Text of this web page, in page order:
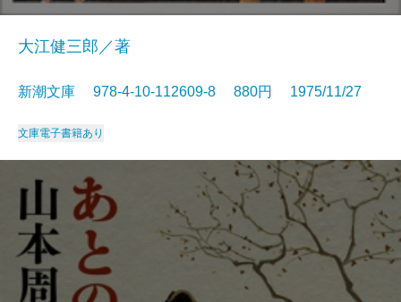
大江健三郎／著
新潮文庫 978-4-10-112609-8 880円 1975/11/27
文庫電子書籍あり